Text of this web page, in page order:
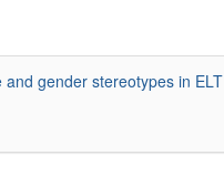
gender stereotypes in